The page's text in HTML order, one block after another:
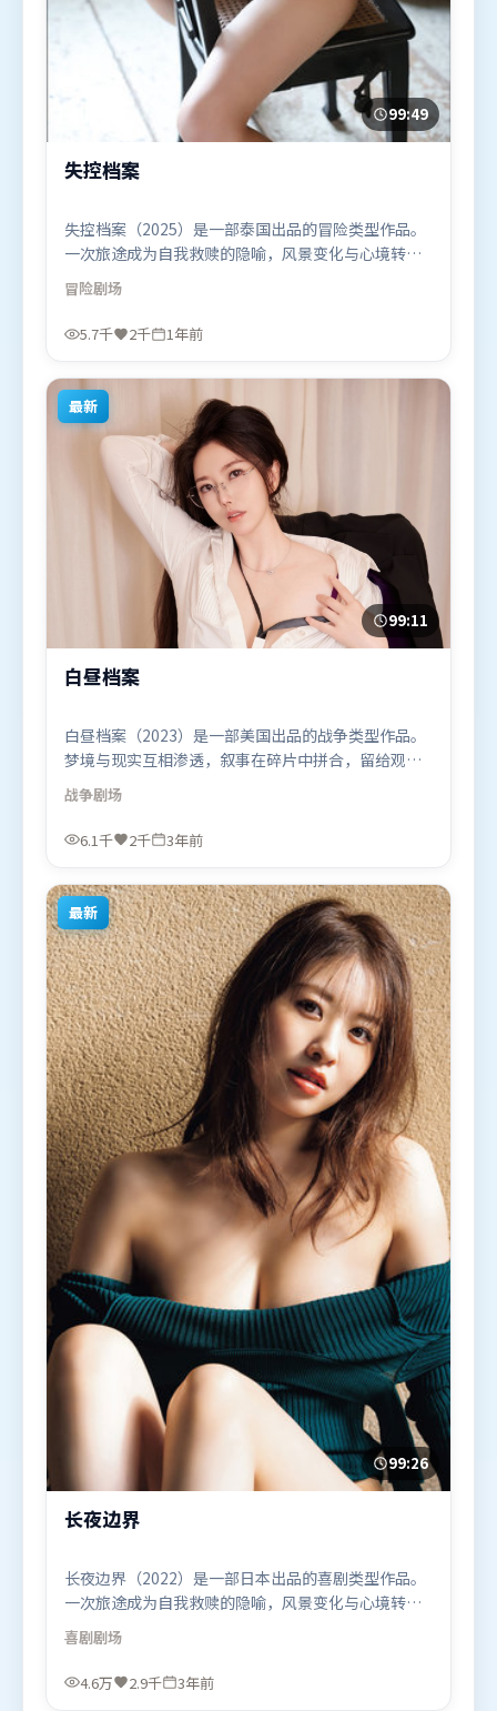
99:49
失控档案
失控档案（2025）是一部泰国出品的冒险类型作品。
一次旅途成为自我救赎的隐喻，风景变化与心境转折
彼此呼应。叙事线索多线并进，最终在关键节点收
束。由娄烨执导，基里安·墨菲、马东锡、廖凡，梁
朝伟、堺雅人等联袂出演。影片于2025年4月4日（泰
观看。
冒险剧场
5.7千 2千 1年前
最新
99:11
白昼档案
白昼档案（2023）是一部美国出品的战争类型作品。
梦境与现实互相渗透，叙事在碎片中拼合，留给观众
回味空间。群像刻画各有弧光，配角亦承担叙事推进
功能。由程耳执导，吴京、苍井优、艾米莉·布朗
特，肖战等联袂出演。影片于2023年2月25日（美
观看。
战争剧场
6.1千 2千 3年前
最新
99:26
长夜边界
长夜边界（2022）是一部日本出品的喜剧类型作品。
一次旅途成为自我救赎的隐喻，风景变化与心境转折
彼此呼应。类型元素被重新组合，既致敬经典也尝试
突破套路。由贾樟柯执导，肖战、秦海璐、阿米尔·
汗，易烊千玺、吴京等联袂出演。影片于2022年9月
喜剧剧场
4.6万 2.9千 3年前